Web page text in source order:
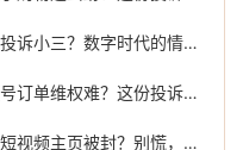
字时代的情感冒角与冷静思考
投诉指南请收好，内行人都这么处理
，理性申诉与专业协作是解冻的关键